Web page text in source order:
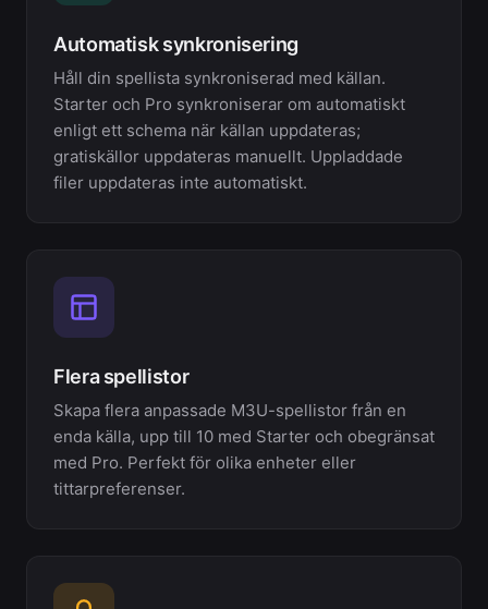
Automatisk synkronisering
Håll din spellista synkroniserad med källan.
Starter och Pro synkroniserar om automatiskt
enligt ett schema när källan uppdateras;
gratiskällor uppdateras manuellt. Uppladdade
filer uppdateras inte automatiskt.
Flera spellistor
Skapa flera anpassade M3U-spellistor från en
enda källa, upp till 10 med Starter och obegränsat
med Pro. Perfekt för olika enheter eller
tittarpreferenser.